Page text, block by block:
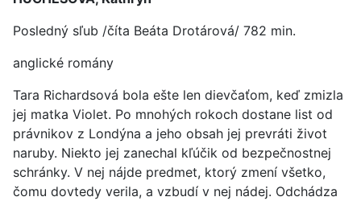
Posledný sľub /číta Beáta Drotárová/ 782 min.
anglické romány
Tara Richardsová bola ešte len dievčaťom, keď zmizla
jej matka Violet. Po mnohých rokoch dostane list od
právnikov z Londýna a jeho obsah jej prevráti život
naruby. Niekto jej zanechal kľúčik od bezpečnostnej
schránky. V nej nájde predmet, ktorý zmení všetko,
čomu dovtedy verila, a vzbudí v nej nádej. Odchádza